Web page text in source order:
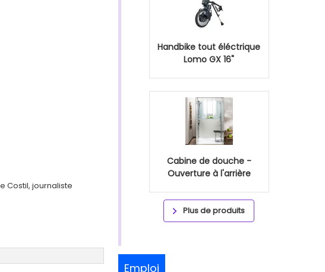
Costil, journaliste
Handbike tout éléctrique
Lomo GX 16"
Cabine de douche -
Ouverture à l'arrière
Plus de produits
Emploi